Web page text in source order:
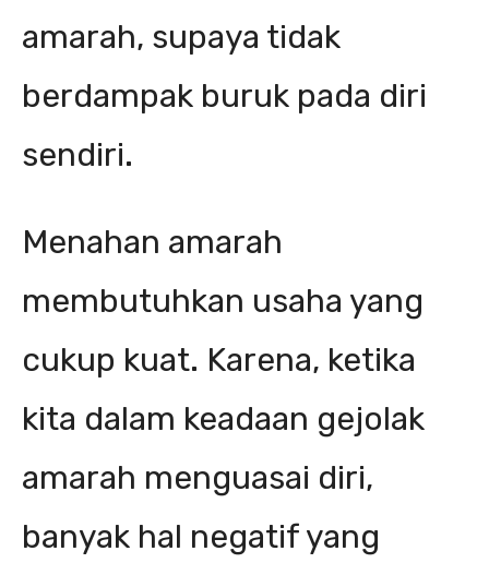
amarah, supaya tidak
berdampak buruk pada diri
sendiri.
Menahan amarah
membutuhkan usaha yang
cukup kuat. Karena, ketika
kita dalam keadaan gejolak
amarah menguasai diri,
banyak hal negatif yang